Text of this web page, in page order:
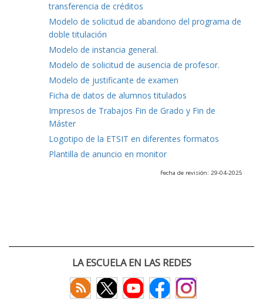
transferencia de créditos
Modelo de solicitud de abandono del programa de
doble titulación
Modelo de instancia general.
Modelo de solicitud de ausencia de profesor.
Modelo de justificante de examen
Ficha de datos de alumnos titulados
Impresos de Trabajos Fin de Grado y Fin de
Máster
Logotipo de la ETSIT en diferentes formatos
Plantilla de anuncio en monitor
Fecha de revisión: 29-04-2025
LA ESCUELA EN LAS REDES